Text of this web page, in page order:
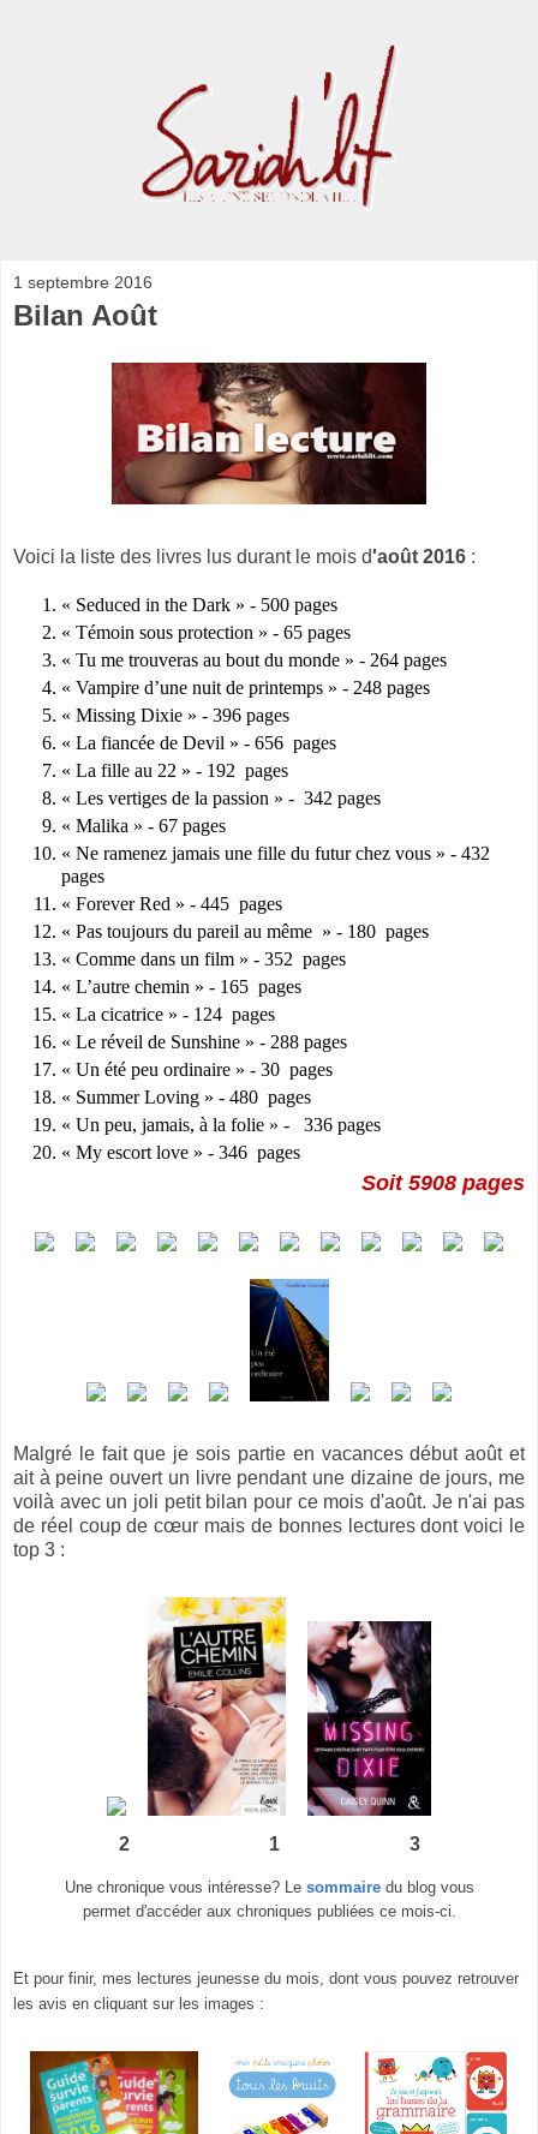
1 septembre 2016
Bilan Août
Voici la liste des livres lus durant le mois d'août 2016 :
« Seduced in the Dark » - 500 pages
« Témoin sous protection » - 65 pages
« Tu me trouveras au bout du monde » - 264 pages
« Vampire d’une nuit de printemps » - 248 pages
« Missing Dixie » - 396 pages
« La fiancée de Devil » - 656 pages
« La fille au 22 » - 192 pages
« Les vertiges de la passion » - 342 pages
« Malika » - 67 pages
« Ne ramenez jamais une fille du futur chez vous » - 432
pages
« Forever Red » - 445 pages
« Pas toujours du pareil au même » - 180 pages
« Comme dans un film » - 352 pages
« L’autre chemin » - 165 pages
« La cicatrice » - 124 pages
« Le réveil de Sunshine » - 288 pages
« Un été peu ordinaire » - 30 pages
« Summer Loving » - 480 pages
« Un peu, jamais, à la folie » - 336 pages
« My escort love » - 346 pages
Soit 5908 pages
Malgré le fait que je sois partie en vacances début août et
ait à peine ouvert un livre pendant une dizaine de jours, me
voilà avec un joli petit bilan pour ce mois d'août. Je n'ai pas
de réel coup de cœur mais de bonnes lectures dont voici le
top 3 :
2 1 3
Une chronique vous intéresse? Le sommairedu blog vous
permet d'accéder aux chroniques publiées ce mois-ci.
Et pour finir, mes lectures jeunesse du mois, dont vous pouvez retrouver
les avis en cliquant sur les images :